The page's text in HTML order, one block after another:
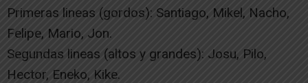
Primeras lineas (gordos): Santiago, Mikel, Nacho,
Felipe, Mario, Jon.
Segundas lineas (altos y grandes): Josu, Pilo,
Hector, Eneko, Kike.